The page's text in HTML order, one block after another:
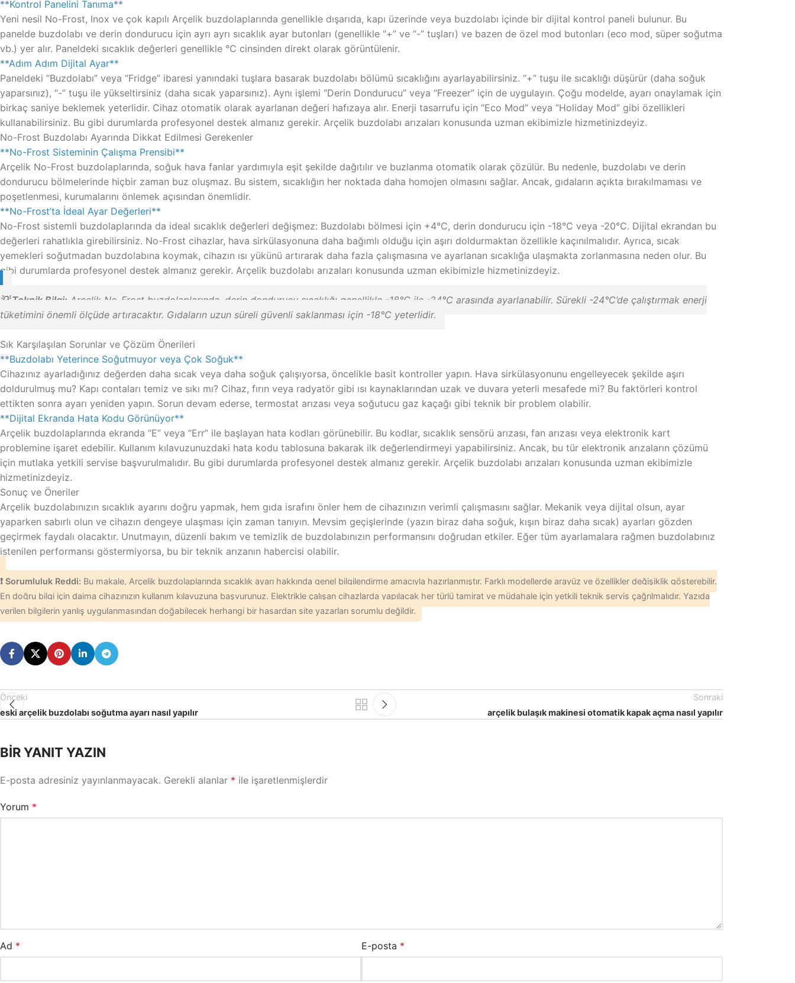
**Kontrol Panelini Tanıma**
Yeni nesil No-Frost, Inox ve çok kapılı Arçelik buzdolaplarında genellikle dışarıda, kapı üzerinde veya buzdolabı içinde bir dijital kontrol paneli bulunur. Bu
panelde buzdolabı ve derin dondurucu için ayrı ayrı sıcaklık ayar butonları (genellikle “+” ve “-” tuşları) ve bazen de özel mod butonları (eco mod, süper soğutma
vb.) yer alır. Paneldeki sıcaklık değerleri genellikle °C cinsinden direkt olarak görüntülenir.
**Adım Adım Dijital Ayar**
Paneldeki “Buzdolabı” veya “Fridge” ibaresi yanındaki tuşlara basarak buzdolabı bölümü sıcaklığını ayarlayabilirsiniz. “+” tuşu ile sıcaklığı düşürür (daha soğuk
yaparsınız), “-” tuşu ile yükseltirsiniz (daha sıcak yaparsınız). Aynı işlemi “Derin Dondurucu” veya “Freezer” için de uygulayın. Çoğu modelde, ayarı onaylamak için
birkaç saniye beklemek yeterlidir. Cihaz otomatik olarak ayarlanan değeri hafızaya alır. Enerji tasarrufu için “Eco Mod” veya “Holiday Mod” gibi özellikleri
kullanabilirsiniz. Bu gibi durumlarda profesyonel destek almanız gerekir. Arçelik buzdolabı arızaları konusunda uzman ekibimizle hizmetinizdeyiz.
No-Frost Buzdolabı Ayarında Dikkat Edilmesi Gerekenler
**No-Frost Sisteminin Çalışma Prensibi**
Arçelik No-Frost buzdolaplarında, soğuk hava fanlar yardımıyla eşit şekilde dağıtılır ve buzlanma otomatik olarak çözülür. Bu nedenle, buzdolabı ve derin
dondurucu bölmelerinde hiçbir zaman buz oluşmaz. Bu sistem, sıcaklığın her noktada daha homojen olmasını sağlar. Ancak, gıdaların açıkta bırakılmaması ve
poşetlenmesi, kurumalarını önlemek açısından önemlidir.
**No-Frost’ta İdeal Ayar Değerleri**
No-Frost sistemli buzdolaplarında da ideal sıcaklık değerleri değişmez: Buzdolabı bölmesi için +4°C, derin dondurucu için -18°C veya -20°C. Dijital ekrandan bu
değerleri rahatlıkla girebilirsiniz. No-Frost cihazlar, hava sirkülasyonuna daha bağımlı olduğu için aşırı doldurmaktan özellikle kaçınılmalıdır. Ayrıca, sıcak
yemekleri soğutmadan buzdolabına koymak, cihazın ısı yükünü artırarak daha fazla çalışmasına ve ayarlanan sıcaklığa ulaşmakta zorlanmasına neden olur. Bu
gibi durumlarda profesyonel destek almanız gerekir. Arçelik buzdolabı arızaları konusunda uzman ekibimizle hizmetinizdeyiz.
💡 Teknik Bilgi: Arçelik No-Frost buzdolaplarında, derin dondurucu sıcaklığı genellikle -18°C ile -24°C arasında ayarlanabilir. Sürekli -24°C’de çalıştırmak enerji
tüketimini önemli ölçüde artıracaktır. Gıdaların uzun süreli güvenli saklanması için -18°C yeterlidir.
Sık Karşılaşılan Sorunlar ve Çözüm Önerileri
**Buzdolabı Yeterince Soğutmuyor veya Çok Soğuk**
Cihazınız ayarladığınız değerden daha sıcak veya daha soğuk çalışıyorsa, öncelikle basit kontroller yapın. Hava sirkülasyonunu engelleyecek şekilde aşırı
doldurulmuş mu? Kapı contaları temiz ve sıkı mı? Cihaz, fırın veya radyatör gibi ısı kaynaklarından uzak ve duvara yeterli mesafede mi? Bu faktörleri kontrol
ettikten sonra ayarı yeniden yapın. Sorun devam ederse, termostat arızası veya soğutucu gaz kaçağı gibi teknik bir problem olabilir.
**Dijital Ekranda Hata Kodu Görünüyor**
Arçelik buzdolaplarında ekranda “E” veya “Err” ile başlayan hata kodları görünebilir. Bu kodlar, sıcaklık sensörü arızası, fan arızası veya elektronik kart
problemine işaret edebilir. Kullanım kılavuzunuzdaki hata kodu tablosuna bakarak ilk değerlendirmeyi yapabilirsiniz. Ancak, bu tür elektronik arızaların çözümü
için mutlaka yetkili servise başvurulmalıdır. Bu gibi durumlarda profesyonel destek almanız gerekir. Arçelik buzdolabı arızaları konusunda uzman ekibimizle
hizmetinizdeyiz.
Sonuç ve Öneriler
Arçelik buzdolabınızın sıcaklık ayarını doğru yapmak, hem gıda israfını önler hem de cihazınızın verimli çalışmasını sağlar. Mekanik veya dijital olsun, ayar
yaparken sabırlı olun ve cihazın dengeye ulaşması için zaman tanıyın. Mevsim geçişlerinde (yazın biraz daha soğuk, kışın biraz daha sıcak) ayarları gözden
geçirmek faydalı olacaktır. Unutmayın, düzenli bakım ve temizlik de buzdolabınızın performansını doğrudan etkiler. Eğer tüm ayarlamalara rağmen buzdolabınız
istenilen performansı göstermiyorsa, bu bir teknik arızanın habercisi olabilir.
❗ Sorumluluk Reddi: Bu makale, Arçelik buzdolaplarında sıcaklık ayarı hakkında genel bilgilendirme amacıyla hazırlanmıştır. Farklı modellerde arayüz ve özellikler değişiklik gösterebilir.
En doğru bilgi için daima cihazınızın kullanım kılavuzuna başvurunuz. Elektrikle çalışan cihazlarda yapılacak her türlü tamirat ve müdahale için yetkili teknik servis çağrılmalıdır. Yazıda
verilen bilgilerin yanlış uygulanmasından doğabilecek herhangi bir hasardan site yazarları sorumlu değildir.
Önceki
eski arçelik buzdolabı soğutma ayarı nasıl yapılır
Sonraki
arçelik bulaşık makinesi otomatik kapak açma nasıl yapılır
BIR YANIT YAZIN
E-posta adresiniz yayınlanmayacak. Gerekli alanlar * ile işaretlenmişlerdir
Yorum *
Ad * E-posta *